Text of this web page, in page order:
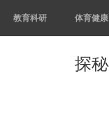
教育科研 体育健康
探